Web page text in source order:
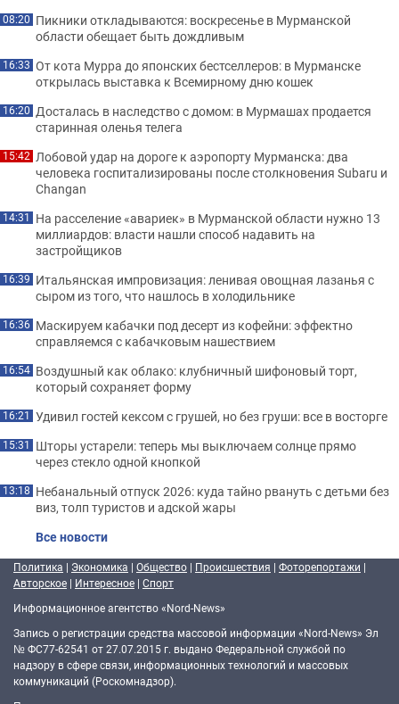
08:20 Пикники откладываются: воскресенье в Мурманской
области обещает быть дождливым
16:33 От кота Мурра до японских бестселлеров: в Мурманске
открылась выставка к Всемирному дню кошек
16:20 Досталась в наследство с домом: в Мурмашах продается
старинная оленья телега
15:42 Лобовой удар на дороге к аэропорту Мурманска: два
человека госпитализированы после столкновения Subaru и
Changan
14:31 На расселение «авариек» в Мурманской области нужно 13
миллиардов: власти нашли способ надавить на
застройщиков
16:39 Итальянская импровизация: ленивая овощная лазанья с
сыром из того, что нашлось в холодильнике
16:36 Маскируем кабачки под десерт из кофейни: эффектно
справляемся с кабачковым нашествием
16:54 Воздушный как облако: клубничный шифоновый торт,
который сохраняет форму
16:21 Удивил гостей кексом с грушей, но без груши: все в восторге
15:31 Шторы устарели: теперь мы выключаем солнце прямо
через стекло одной кнопкой
13:18 Небанальный отпуск 2026: куда тайно рвануть с детьми без
виз, толп туристов и адской жары
Все новости
Политика | Экономика | Общество | Происшествия | Фоторепортажи |
Авторское | Интересное | Спорт
Информационное агентство «Nord-News»
Запись о регистрации средства массовой информации «Nord-News» Эл
№ ФС77-62541 от 27.07.2015 г. выдано Федеральной службой по
надзору в сфере связи, информационных технологий и массовых
коммуникаций (Роскомнадзор).